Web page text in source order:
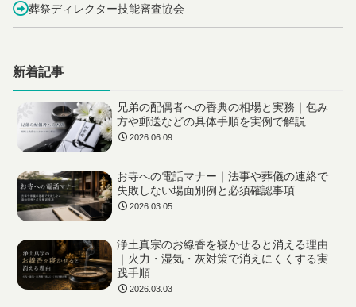
葬祭ディレクター技能審査協会
新着記事
兄弟の配偶者への香典の相場と実務｜包み
方や郵送などの具体手順を実例で解説
2026.06.09
お寺への電話マナー｜法事や葬儀の連絡で
失敗しない場面別例と必須確認事項
2026.03.05
浄土真宗のお線香を寝かせると消える理由
｜火力・湿気・灰対策で消えにくくする実
践手順
2026.03.03